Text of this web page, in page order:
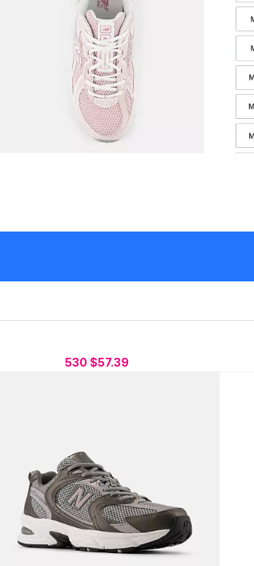
530 $57.39